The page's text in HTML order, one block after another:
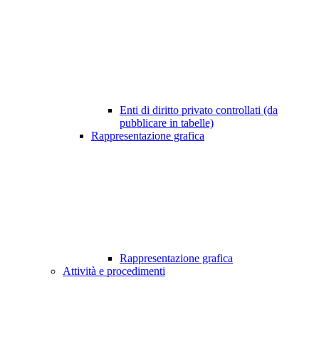
Enti di diritto privato controllati (da
pubblicare in tabelle)
Rappresentazione grafica
Rappresentazione grafica
Attività e procedimenti